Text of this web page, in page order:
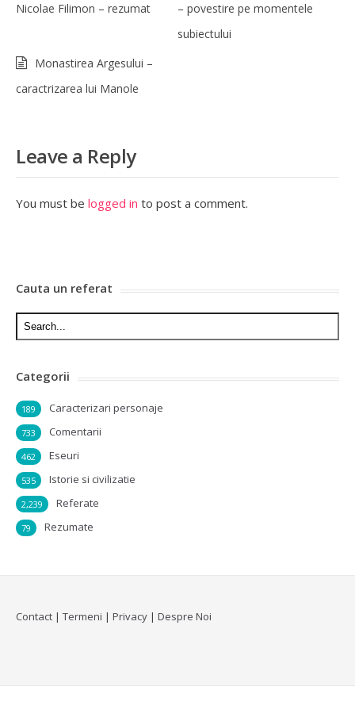
Nicolae Filimon – rezumat
– povestire pe momentele
subiectului
Monastirea Argesului –
caractrizarea lui Manole
Leave a Reply
You must be logged in to post a comment.
Cauta un referat
Categorii
Caracterizari personaje
189
Comentarii
733
Eseuri
462
Istorie si civilizatie
535
Referate
2,239
Rezumate
79
Contact | Termeni | Privacy | Despre Noi